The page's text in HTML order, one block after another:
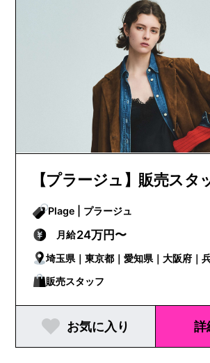
【プラージュ】販売スタ
Plage | プラージュ
月給24万円〜
埼玉県｜東京都｜愛知県｜大阪府｜
｜広島県
販売スタッフ
お気に入り 詳